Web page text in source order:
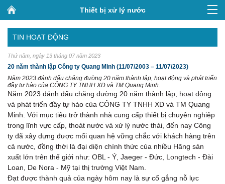
Thiết bị xử lý nước
TIN HOẠT ĐỘNG
Thứ năm, ngày 13 tháng 07 năm 2023
20 năm thành lập Công ty Quang Minh (11/07/2003 – 11/07/2023)
Năm 2023 đánh dấu chặng đường 20 năm thành lập, hoạt động và phát triển
đầy tự hào của CÔNG TY TNHH XD và TM Quang Minh.
Năm 2023 đánh dấu chặng đường 20 năm thành lập, hoạt động
và phát triển đầy tự hào của CÔNG TY TNHH XD và TM Quang
Minh. Với mục tiêu trở thành nhà cung cấp thiết bị chuyên nghiệp
trong lĩnh vực cấp, thoát nước và xử lý nước thải, đến nay Công
ty đã xây dựng được mối quan hệ vững chắc với khách hàng trên
cả nước, đồng thời là đại diện chính thức của nhiều Hãng sản
xuất lớn trên thế giới như: OBL - Ý, Jaeger - Đức, Longtech - Đài
Loan, De Nora - Mỹ tại thị trường Việt Nam.
Đạt được thành quả của ngày hôm nay là sự cố gắng nỗ lực